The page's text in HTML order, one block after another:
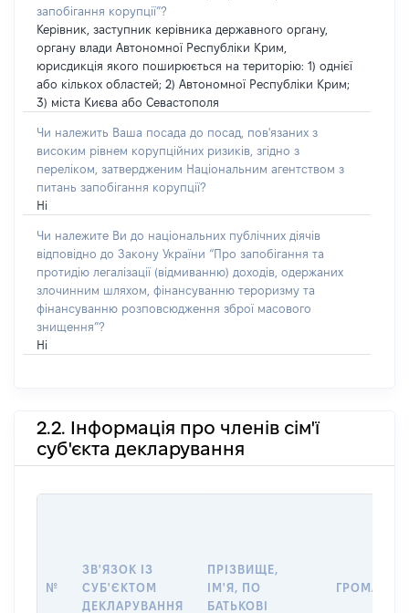
запобігання корупції”?
Керівник, заступник керівника державного органу,
органу влади Автономної Республіки Крим,
юрисдикція якого поширюється на територію: 1) однієї
або кількох областей; 2) Автономної Республіки Крим;
3) міста Києва або Севастополя
Чи належить Ваша посада до посад, пов'язаних з
високим рівнем корупційних ризиків, згідно з
переліком, затвердженим Національним агентством з
питань запобігання корупції?
Ні
Чи належите Ви до національних публічних діячів
відповідно до Закону України “Про запобігання та
протидію легалізації (відмиванню) доходів, одержаних
злочинним шляхом, фінансуванню тероризму та
фінансуванню розповсюдження зброї масового
знищення”?
Ні
2.2. Інформація про членів сім'ї
суб'єкта декларування
№
ЗВ'ЯЗОК ІЗ
СУБ'ЄКТОМ
ДЕКЛАРУВАННЯ
ПРІЗВИЩЕ,
ІМ'Я, ПО
БАТЬКОВІ